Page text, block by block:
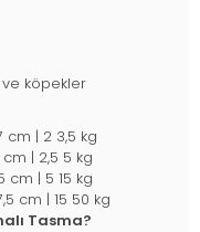
ve köpekler
cm | 2 3,5 kg
| 2,5 5 kg
cm | 5 15 kg
cm | 15 50 kg
Tasma?